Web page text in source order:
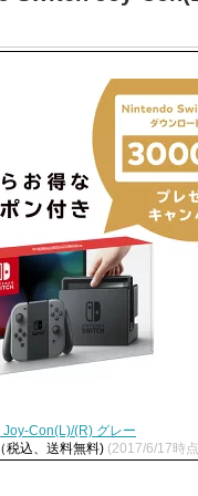
Con(L)/(R) グレー
税込、送料無料) (2017/6/17時